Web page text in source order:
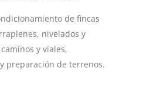
de fincas
nivelados y
y viales,
preparación de terrenos.